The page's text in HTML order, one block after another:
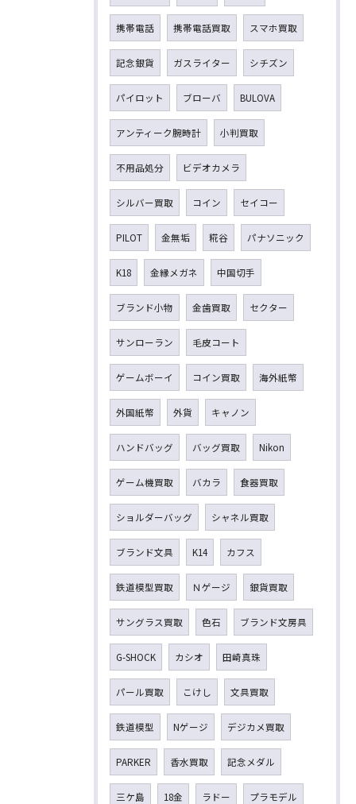
携帯電話 携帯電話買取 スマホ買取
記念銀貨 ガスライター シチズン
パイロット ブローバ BULOVA
アンティーク腕時計 小判買取
不用品処分 ビデオカメラ
シルバー買取 コイン セイコー
PILOT 金無垢 糀谷 パナソニック
K18 金縁メガネ 中国切手
ブランド小物 金歯買取 セクター
サンローラン 毛皮コート
ゲームボーイ コイン買取 海外紙幣
外国紙幣 外貨 キャノン
ハンドバッグ バッグ買取 Nikon
ゲーム機買取 バカラ 食器買取
ショルダーバッグ シャネル買取
ブランド文具 K14 カフス
鉄道模型買取 Ｎゲージ 銀貨買取
サングラス買取 色石 ブランド文房具
G-SHOCK カシオ 田崎真珠
パール買取 こけし 文具買取
鉄道模型 Nゲージ デジカメ買取
PARKER 香水買取 記念メダル
三ケ島 18金 ラドー プラモデル